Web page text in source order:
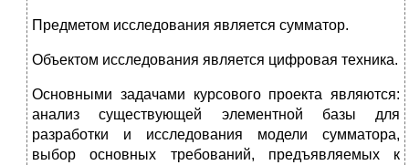
Предметом исследования является сумматор.
Объектом исследования является цифровая техника.
Основными задачами курсового проекта являются:
анализ существующей элементной базы для
разработки и исследования модели сумматора,
выбор основных требований, предъявляемых к